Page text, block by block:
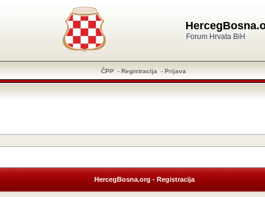
Forum Hrvata BiH
ČPP - Registracija - Prijava
HercegBosna.org - Registracija